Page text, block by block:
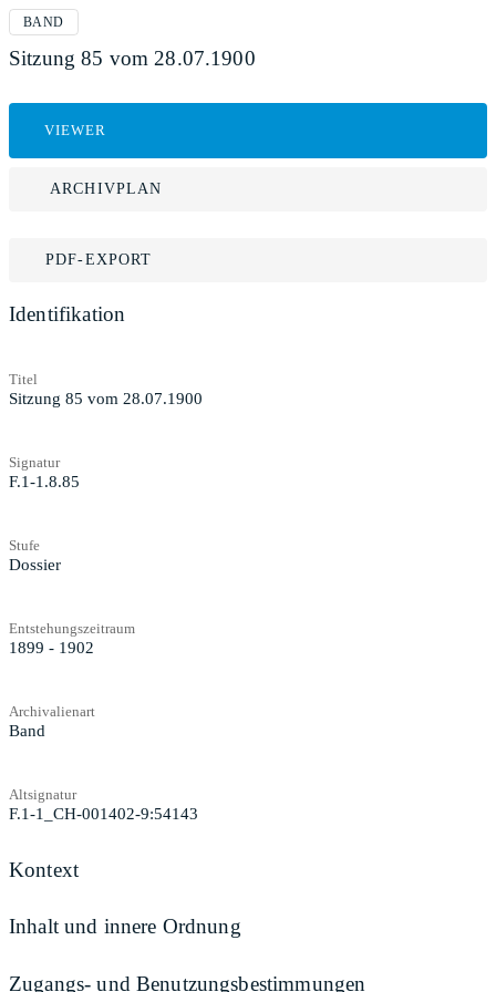
BAND
Sitzung 85 vom 28.07.1900
VIEWER
ARCHIVPLAN
PDF-EXPORT
Identifikation
Titel
Sitzung 85 vom 28.07.1900
Signatur
F.1-1.8.85
Stufe
Dossier
Entstehungszeitraum
1899 - 1902
Archivalienart
Band
Altsignatur
F.1-1_CH-001402-9:54143
Kontext
Inhalt und innere Ordnung
Zugangs- und Benutzungsbestimmungen